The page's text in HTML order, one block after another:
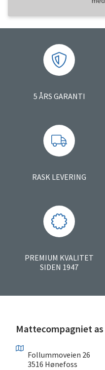
5 ÅRS GARANTI
RASK LEVERING
PREMIUM KVALITET
SIDEN 1947
Mattecompagniet as
Follummoveien 26
3516 Hønefoss